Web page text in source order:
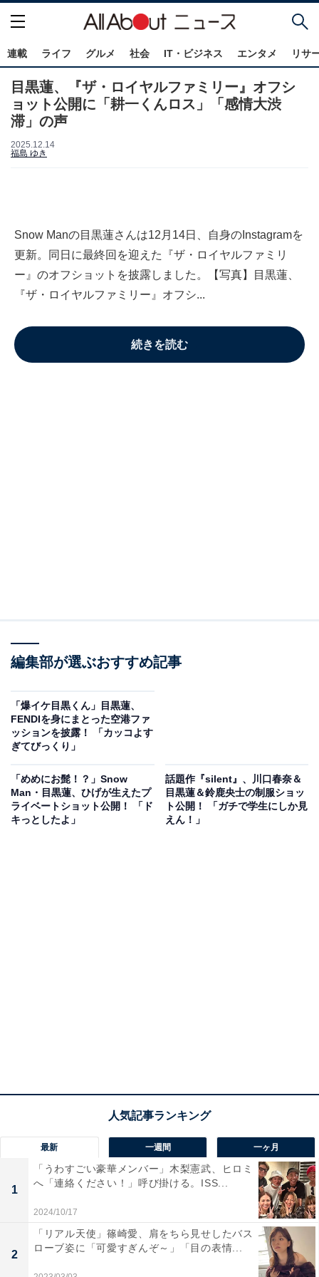
連載 ライフ グルメ 社会 IT・ビジネス エンタメ リサ
目黒蓮、『ザ・ロイヤルファミリー』オフシ
ョット公開に「耕一くんロス」「感情大渋
滞」の声
2025.12.14
福島 ゆき
Snow Manの目黒蓮さんは12月14日、自身のInstagramを
更新。同日に最終回を迎えた『ザ・ロイヤルファミリ
ー』のオフショットを披露しました。【写真】目黒蓮、
『ザ・ロイヤルファミリー』オフシ...
続きを読む
編集部が選ぶおすすめ記事
「爆イケ目黒くん」目黒蓮、
FENDIを身にまとった空港ファ
ッションを披露！ 「カッコよす
ぎてびっくり」
「めめにお髭！？」Snow
Man・目黒蓮、ひげが生えたプ
ライベートショット公開！ 「ド
キっとしたよ」
話題作『silent』、川口春奈＆
目黒蓮＆鈴鹿央士の制服ショッ
ト公開！ 「ガチで学生にしか見
えん！」
最新 一週間 一ヶ月
1
「うわすごい豪華メンバー」木梨憲武、ヒロミ
へ「連絡ください！」呼び掛ける。ISS...
2024/10/17
2
「リアル天使」篠崎愛、肩をちら見せしたバス
ローブ姿に「可愛すぎんぞ～」「目の表情...